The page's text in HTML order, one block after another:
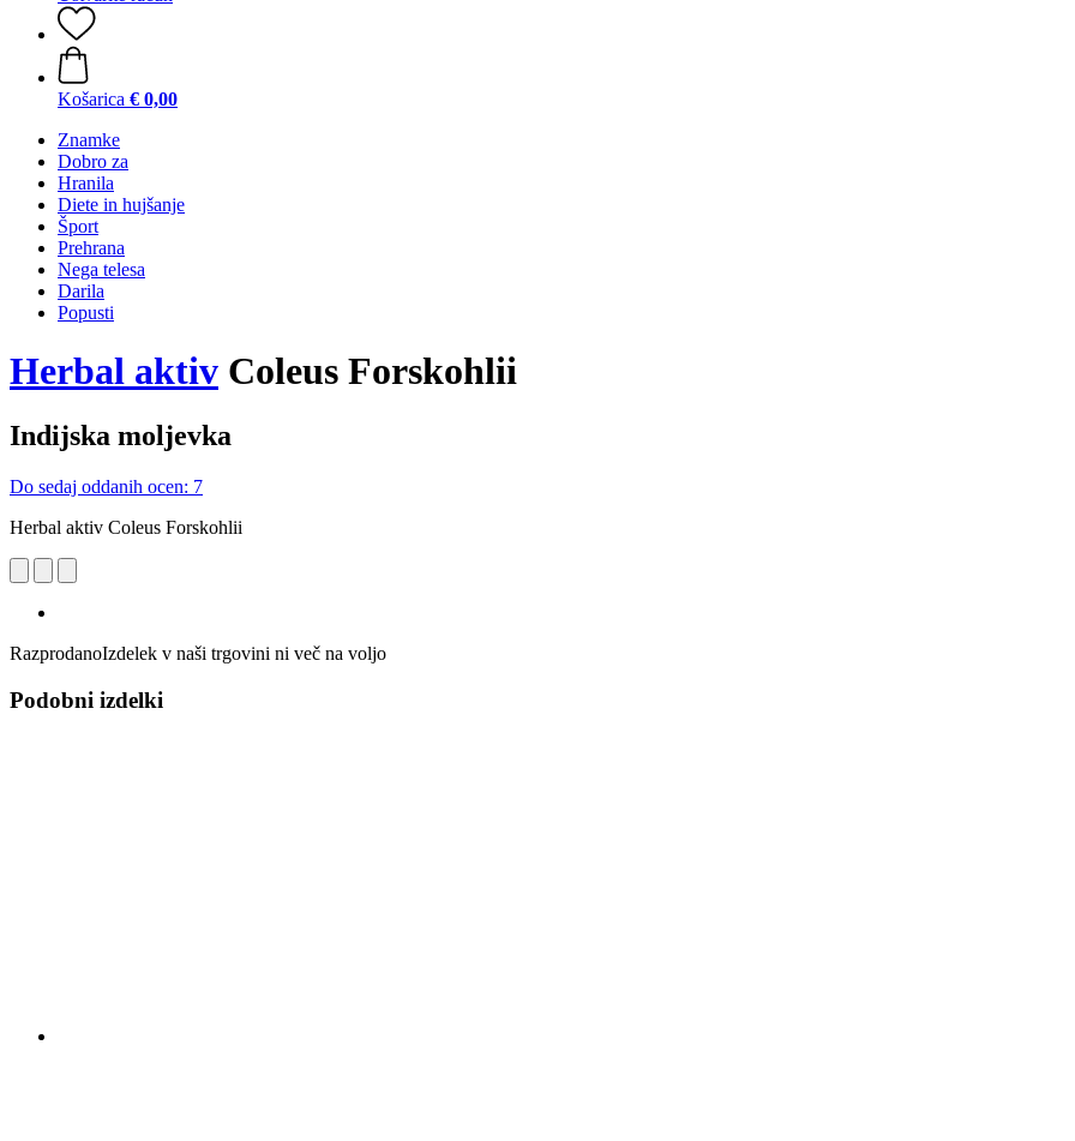
Košarica € 0,00
Znamke
Dobro za
Hranila
Diete in hujšanje
Šport
Prehrana
Nega telesa
Darila
Popusti
Herbal aktiv Coleus Forskohlii
Indijska moljevka
Do sedaj oddanih ocen: 7
Herbal aktiv Coleus Forskohlii
RazprodanoIzdelek v naši trgovini ni več na voljo
Podobni izdelki